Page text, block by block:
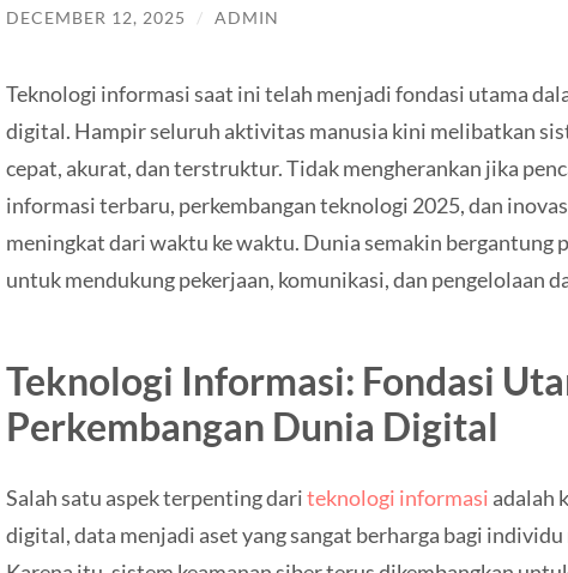
DECEMBER 12, 2025 / ADMIN
Teknologi informasi saat ini telah menjadi fondasi utama
digital. Hampir seluruh aktivitas manusia kini melibatkan
cepat, akurat, dan terstruktur. Tidak mengherankan jika
informasi terbaru, perkembangan teknologi 2025, dan
meningkat dari waktu ke waktu. Dunia semakin bergantung
untuk mendukung pekerjaan, komunikasi, dan pengelolaan
Teknologi Informasi: Fondasi
Perkembangan Dunia Digital
Salah satu aspek terpenting dariteknologi informasi adalah
digital, data menjadi aset yang sangat berharga bagi